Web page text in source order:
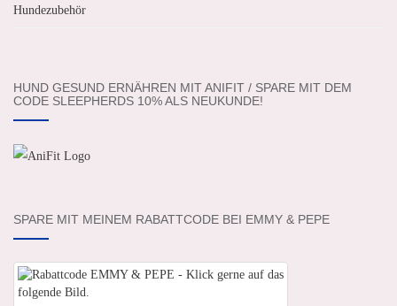
Hundezubehör
HUND GESUND ERNÄHREN MIT ANIFIT / SPARE MIT DEM
CODE SLEEPHERDS 10% ALS NEUKUNDE!
SPARE MIT MEINEM RABATTCODE BEI EMMY & PEPE